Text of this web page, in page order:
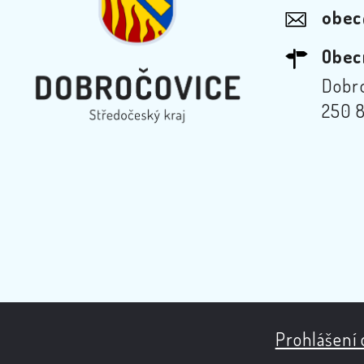
250
Prohlášení